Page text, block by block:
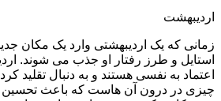
اردیبهشت
زمانی که یک اردیبهشتی وارد یک مکان
استایل و طرز رفتار او جذب می شوند.
اعتماد به نفسی هستند و به دنبال تقلید
چیزی در درون آن هاست که باعث تحسین